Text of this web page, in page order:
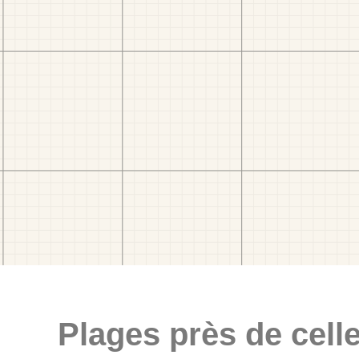
Plages près de